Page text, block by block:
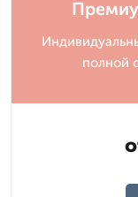
полной